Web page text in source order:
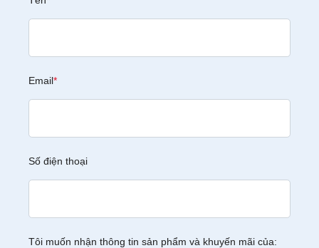
Email*
Số điện thoại
Tôi muốn nhận thông tin sản phẩm và khuyến mãi của: